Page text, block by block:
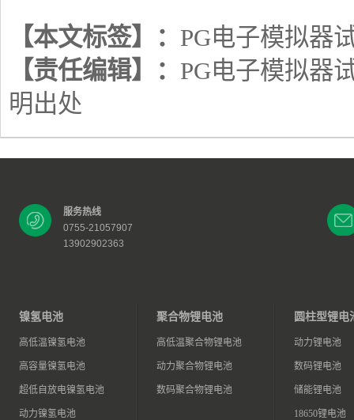
【本文标签】： PG电子模拟器
【责任编辑】： PG电子模拟器
明出处
服务热线
0755-21057907
13902902363
镍氢电池
高低温镍氢电池
高容量镍氢电池
超低自放电镍氢电池
动力镍氢电池
聚合物锂电池
高低温聚合物锂电池
动力聚合物锂电池
数码聚合物锂电池
圆柱型锂电
动力锂电池
数码锂电池
储能锂电池
18650锂电池